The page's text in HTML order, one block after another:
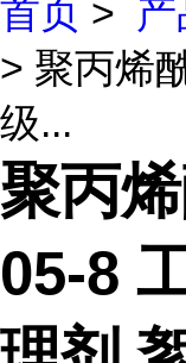
首页 >
> 聚丙烯
级...
聚丙
05-8